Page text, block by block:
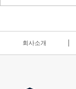
회사소개